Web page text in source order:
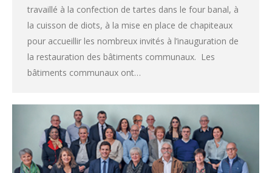
travaillé à la confection de tartes dans le four banal, à
la cuisson de diots, à la mise en place de chapiteaux
pour accueillir les nombreux invités à l’inauguration de
la restauration des bâtiments communaux. Les
bâtiments communaux ont…